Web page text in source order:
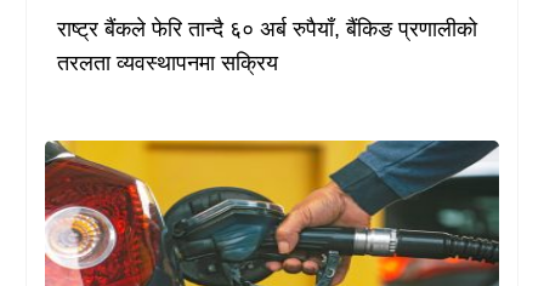
राष्ट्र बैंकले फेरि तान्दै ६० अर्ब रुपैयाँ, बैंकिङ प्रणालीको
तरलता व्यवस्थापनमा सक्रिय